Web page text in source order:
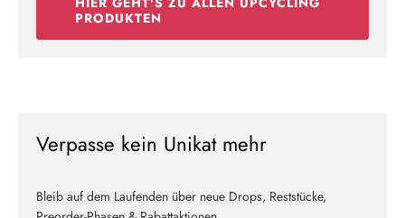
PRODUKTEN
Verpasse kein Unikat mehr
Bleib auf dem Laufenden über neue Drops, Reststücke,